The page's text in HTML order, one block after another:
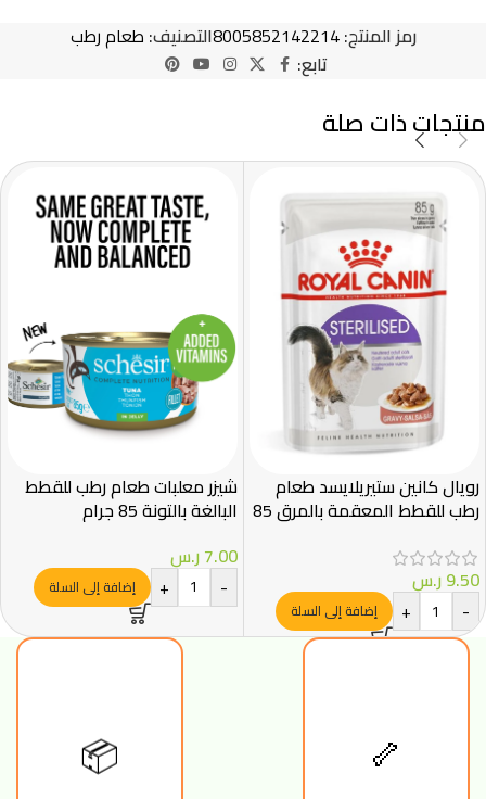
رمز المنتج:8005852142214التصنيف: طعام رطب
تابع:
منتجات ذات صلة
رويال كانين ستيريلايسد طعام
رطب للقطط المعقمة بالمرق 85
9.50ر.س
-
+ إضافة إلى السلة
شيزر معلبات طعام رطب للقطط
البالغة بالتونة 85 جرام
7.00ر.س
-
+ إضافة إلى السلة
🦴
📦